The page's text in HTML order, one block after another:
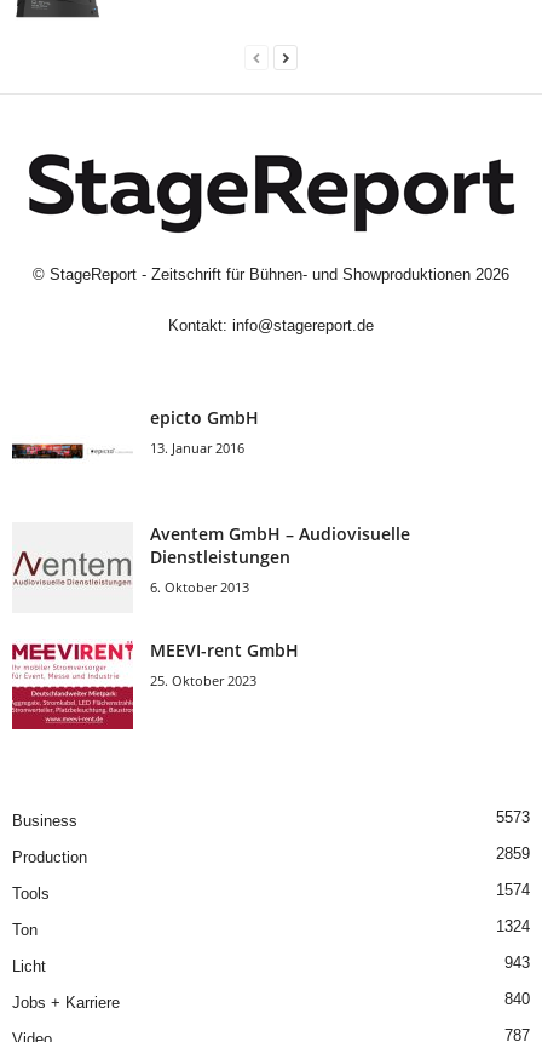
© StageReport - Zeitschrift für Bühnen- und Showproduktionen 2026
Kontakt: info@stagereport.de
epicto GmbH
13. Januar 2016
Aventem GmbH – Audiovisuelle
Dienstleistungen
6. Oktober 2013
MEEVI-rent GmbH
25. Oktober 2023
Business 5573
Production 2859
Tools 1574
Ton 1324
Licht 943
Jobs + Karriere 840
787